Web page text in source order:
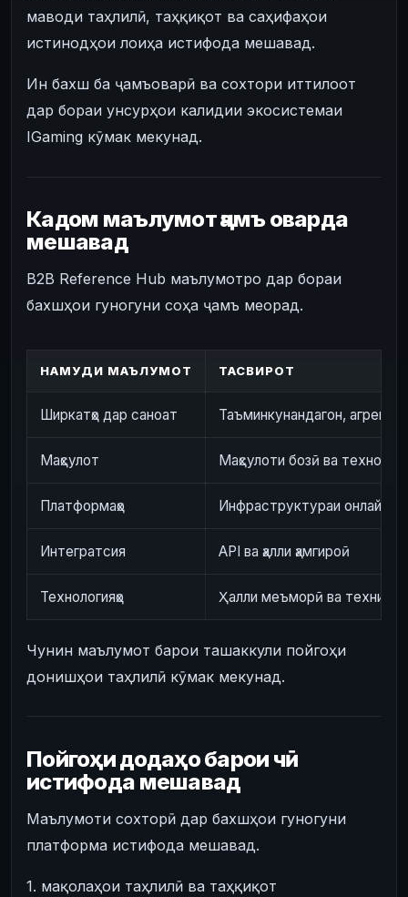
маводи таҳлилӣ, таҳқиқот ва саҳифаҳои
истинодҳои лоиҳа истифода мешавад.
Ин бахш ба ҷамъоварӣ ва сохтори иттилоот
дар бораи унсурҳои калидии экосистемаи
IGaming кӯмак мекунад.
Кадом маълумот ҷамъ оварда
мешавад
B2B Reference Hub маълумотро дар бораи
бахшҳои гуногуни соҳа ҷамъ меорад.
НАМУДИ МАЪЛУМОТ ТАСВИРОТ
Ширкатҳо дар саноат Таъминкунандагон,
Маҳсулот Маҳсулоти бозӣ ва
Платформаҳо Инфраструктураи онлайн
Интегратсия API ва ҳалли ҳамгироӣ
Технологияҳо Ҳалли меъморӣ ва техникӣ
Чунин маълумот барои ташаккули пойгоҳи
донишҳои таҳлилӣ кӯмак мекунад.
Пойгоҳи додаҳо барои чӣ
истифода мешавад
Маълумоти сохторӣ дар бахшҳои гуногуни
платформа истифода мешавад.
1. мақолаҳои таҳлилӣ ва таҳқиқот